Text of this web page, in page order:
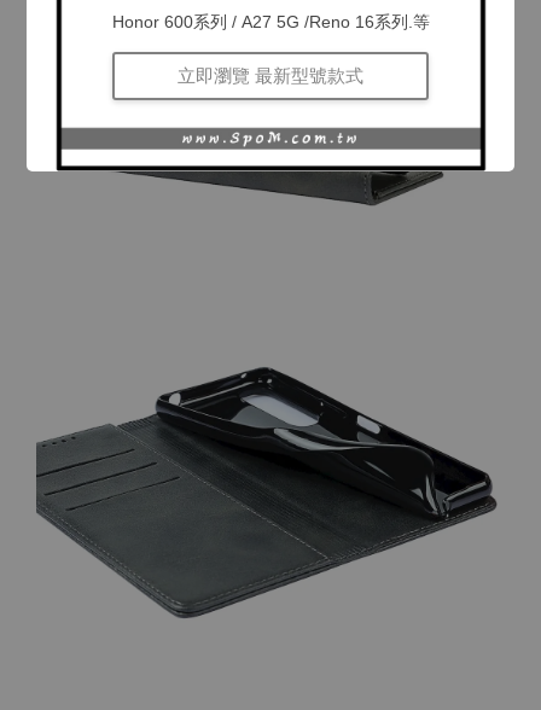
Honor 600系列 / A27 5G /Reno 16系列.等
立即瀏覽 最新型號款式